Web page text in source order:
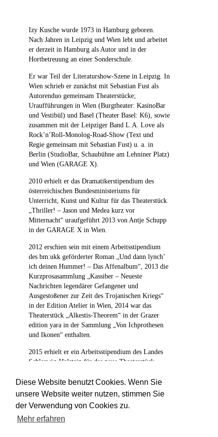
Diese Website benutzt Cookies. Wenn Sie
unsere Website weiter nutzen, stimmen Sie
der Verwendung von Cookies zu.
Mehr erfahren
Izy Kusche wurde 1973 in Hamburg geboren.
Nach Jahren in Leipzig und Wien lebt und arbeitet
er derzeit in Hamburg als Autor und in der
Hortbetreuung an einer Sonderschule.
Er war Teil der Literaturshow-Szene in Leipzig. In
Wien schrieb er zunächst mit Sebastian Fust als
Autorenduo gemeinsam Theaterstücke;
Uraufführungen in Wien (Burgtheater: KasinoBar
und Vestibül) und Basel (Theater Basel: K6), sowie
zusammen mit der Leipziger Band L.A. Love als
Rock’n’Roll-Monolog-Road-Show (Text und
Regie gemeinsam mit Sebastian Fust) u. a. in
Berlin (StudioBar, Schaubühne am Lehniner Platz)
und Wien (GARAGE X).
2010 erhielt er das Dramatikerstipendium des
österreichischen Bundesministeriums für
Unterricht, Kunst und Kultur für das Theaterstück
„Thriller! – Jason und Medea kurz vor
Mitternacht“ uraufgeführt 2013 von Antje Schupp
in der GARAGE X in Wien.
2012 erschien sein mit einem Arbeitsstipendium
des bm:ukk geförderter Roman „Und dann lynch’
ich deinen Hummer! – Das Affenalbum“, 2013 die
Kurzprosasammlung „Kassiber – Neueste
Nachrichten legendärer Gefangener und
Ausgestoßener zur Zeit des Trojanischen Kriegs“
in der Edition Atelier in Wien, 2014 war das
Theaterstück „Alkestis-Theorem“ in der Grazer
edition yara in der Sammlung „Von Ichprothesen
und Ikonen“ enthalten.
2015 erhielt er ein Arbeitsstipendium des Landes
Schleswig-Holstein für das neue Theaterstück
Mitgewirkt bei: ALKESTIS-THEOREM